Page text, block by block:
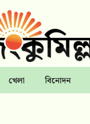
খেলা বিনোদন